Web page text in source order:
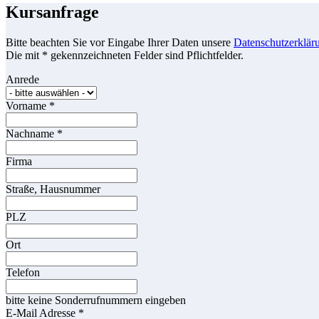
Kursanfrage
Bitte beachten Sie vor Eingabe Ihrer Daten unsere
Die mit * gekennzeichneten Felder sind Pflichtfelder.
Anrede
Vorname *
Nachname *
Firma
Straße, Hausnummer
PLZ
Ort
Telefon
bitte keine Sonderrufnummern eingeben
E-Mail Adresse *